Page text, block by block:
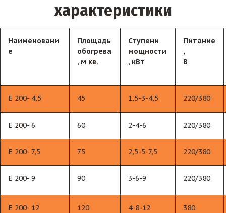
характеристики
Наименовани
е
Площадь
обогрева
, м кв.
Ступени
мощности
, кВт
Питание
,
В
Е 200- 4,5 45 1,5-3-4,5 220/380
Е 200- 6 60 2-4-6 220/380
Е 200- 7,5 75 2,5-5-7,5 220/380
Е 200- 9 90 3-6-9 220/380
Е 200- 12 120 4-8-12 380